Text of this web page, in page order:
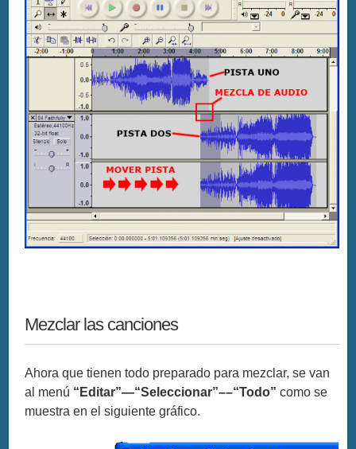
Mezclar las canciones
Ahora que tienen todo preparado para mezclar, se van
al menú “Editar”—“Seleccionar”––“Todo” como se
muestra en el siguiente gráfico.